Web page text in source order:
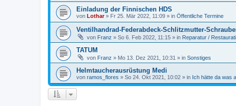
Einladung der Finnischen HDS
von Lothar» Fr 25. Mär 2022, 11:09 » in Öffentliche Termine
Ventilhandrad-Federabdeck-Schlitzmutter-
von Franz » So 6. Feb 2022, 11:15 » in Reparatur /
TATUM
von Franz » Mo 13. Dez 2021, 10:31 » in Sonstiges
Helmtaucherausrüstung Medi
von ramos_flores » So 24. Okt 2021, 10:02 » in Ich hätte da was